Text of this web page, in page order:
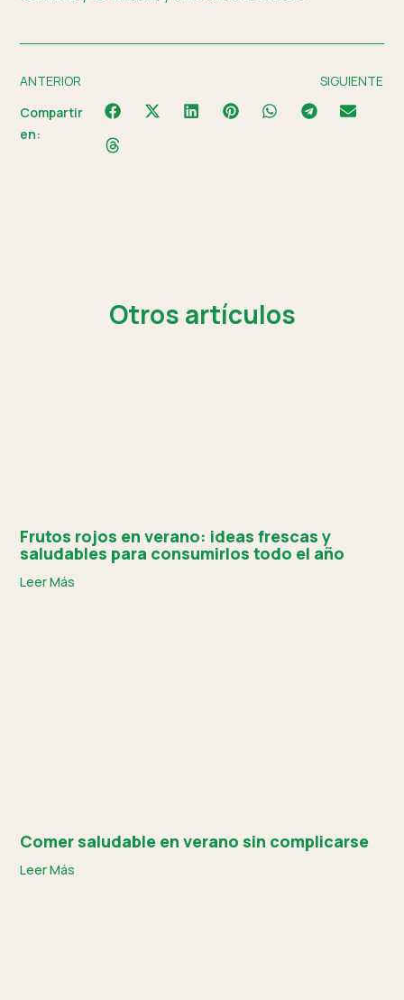
ANTERIOR
SIGUIENTE
Compartir
en:
Otros artículos
Frutos rojos en verano: ideas frescas y
saludables para consumirlos todo el año
Leer Más
Comer saludable en verano sin complicarse
Leer Más